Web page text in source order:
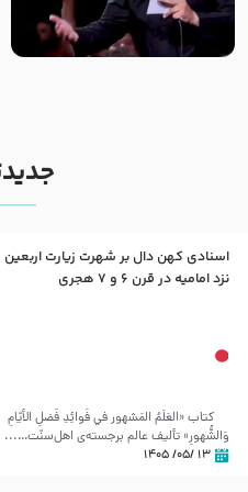
شور ، حسینا! به‌ حق زهرا «أُنْظُرْ
إِلَینا» – عزاداری شب هفتم ماه
اسنادی کهن دال بر شهرت زیارت اربعین
نزد امامیه در قرن ۶ و ۷ هجری
کتاب «العَلَمُ المَشهور في فَوائِدِ فَضلِ الأيّامِ
وَالشُّهورِ» تألیف عالم برجسته‌ی اهل‌سنّت…...
۱۳ /۰۵/ ۱۴۰۵